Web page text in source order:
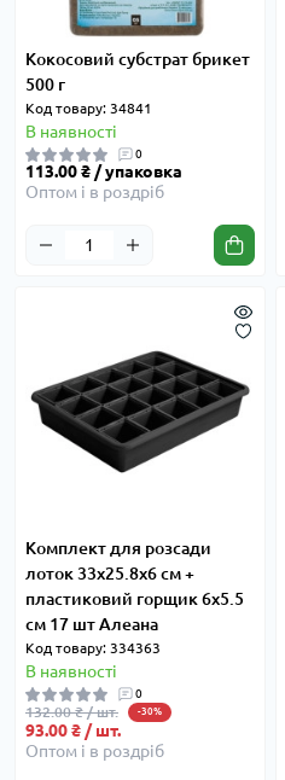
Кокосовий субстрат брикет
500 г
Код товару: 34841
В наявності
0
113.00 ₴ / упаковка
Оптом і в роздріб
Комплект для розсади
лоток 33х25.8х6 см +
пластиковий горщик 6х5.5
см 17 шт Алеана
Код товару: 334363
В наявності
0
132.00 ₴ / шт. -30%
93.00 ₴ / шт.
Оптом і в роздріб